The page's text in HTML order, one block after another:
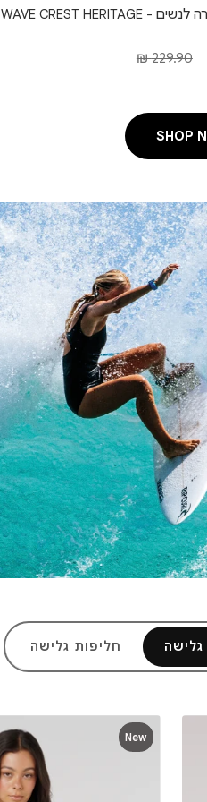
חולצה קצרה לנשים - WAVE CREST HERITAGE
מחיר
229.90 ₪
SHOP
גלישה חליפות גלישה
New